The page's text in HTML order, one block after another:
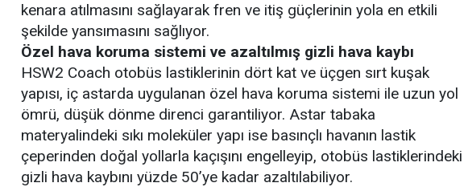
kenara atılmasını sağlayarak fren ve itiş güçlerinin yola en etkili
şekilde yansımasını sağlıyor.
Özel hava koruma sistemi ve azaltılmış gizli hava kaybı
HSW2 Coach otobüs lastiklerinin dört kat ve üçgen sırt kuşak
yapısı, iç astarda uygulanan özel hava koruma sistemi ile uzun yol
ömrü, düşük dönme direnci garantiliyor. Astar tabaka
materyalindeki sıkı moleküler yapı ise basınçlı havanın lastik
çeperinden doğal yollarla kaçışını engelleyip, otobüs lastiklerindeki
gizli hava kaybını yüzde 50’ye kadar azaltılabiliyor.